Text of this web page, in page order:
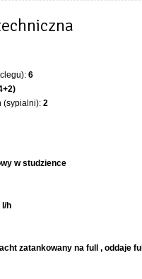
6
(sypialni): 2
w studzience
l/h
zatankowany na full , oddaje full